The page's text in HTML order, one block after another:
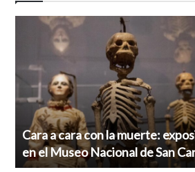
Cara
con
la
muerte:
exposición
el
Museo
Nacional
Cara a cara con la muerte:
en el Museo Nacional de San